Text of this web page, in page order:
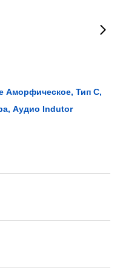
Аморфическое, Тип C,
Аудио Indutor